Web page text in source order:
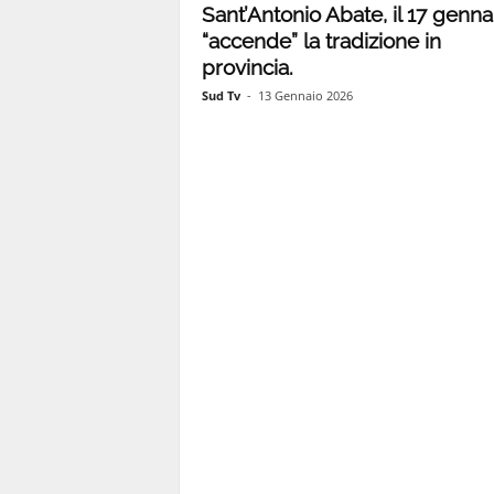
1
Sant’Antonio Abate, il 17
“accende” la tradizione in
provincia.
Sud Tv - 13 Gennaio 2026